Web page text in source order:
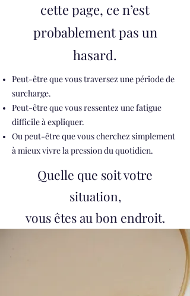
cette page, ce n’est
probablement pas un
hasard.
Peut-être que vous traversez une période de
surcharge.
Peut-être que vous ressentez une fatigue
difficile à expliquer.
Ou peut-être que vous cherchez simplement
à mieux vivre la pression du quotidien.
Quelle que soit votre
situation,
vous êtes au bon endroit.